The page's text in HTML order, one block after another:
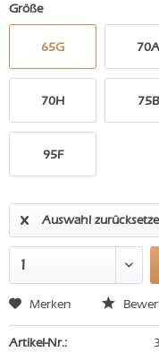
Größe
65G 70A
70H 75B
95F
Auswahl
Merken
Artikel-Nr.: